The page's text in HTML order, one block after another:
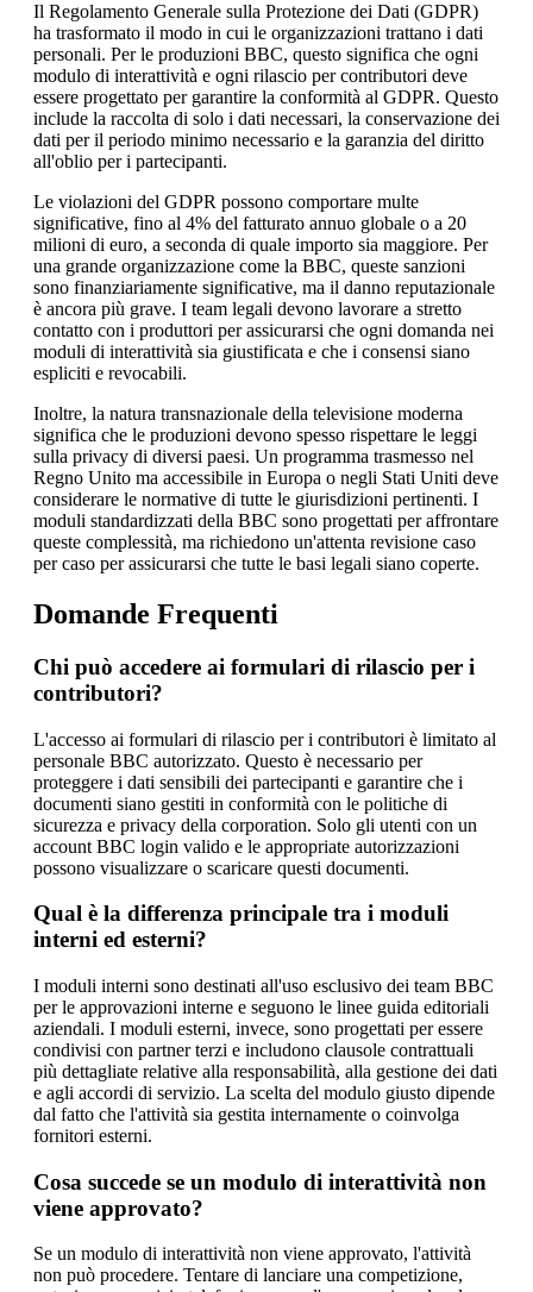
Il Regolamento Generale sulla Protezione dei Dati (GDPR)
ha trasformato il modo in cui le organizzazioni trattano i dati
personali. Per le produzioni BBC, questo significa che ogni
modulo di interattività e ogni rilascio per contributori deve
essere progettato per garantire la conformità al GDPR. Questo
include la raccolta di solo i dati necessari, la conservazione dei
dati per il periodo minimo necessario e la garanzia del diritto
all'oblio per i partecipanti.
Le violazioni del GDPR possono comportare multe
significative, fino al 4% del fatturato annuo globale o a 20
milioni di euro, a seconda di quale importo sia maggiore. Per
una grande organizzazione come la BBC, queste sanzioni
sono finanziariamente significative, ma il danno reputazionale
è ancora più grave. I team legali devono lavorare a stretto
contatto con i produttori per assicurarsi che ogni domanda nei
moduli di interattività sia giustificata e che i consensi siano
espliciti e revocabili.
Inoltre, la natura transnazionale della televisione moderna
significa che le produzioni devono spesso rispettare le leggi
sulla privacy di diversi paesi. Un programma trasmesso nel
Regno Unito ma accessibile in Europa o negli Stati Uniti deve
considerare le normative di tutte le giurisdizioni pertinenti. I
moduli standardizzati della BBC sono progettati per affrontare
queste complessità, ma richiedono un'attenta revisione caso
per caso per assicurarsi che tutte le basi legali siano coperte.
Domande Frequenti
Chi può accedere ai formulari di rilascio per i
contributori?
L'accesso ai formulari di rilascio per i contributori è limitato al
personale BBC autorizzato. Questo è necessario per
proteggere i dati sensibili dei partecipanti e garantire che i
documenti siano gestiti in conformità con le politiche di
sicurezza e privacy della corporation. Solo gli utenti con un
account BBC login valido e le appropriate autorizzazioni
possono visualizzare o scaricare questi documenti.
Qual è la differenza principale tra i moduli
interni ed esterni?
I moduli interni sono destinati all'uso esclusivo dei team BBC
per le approvazioni interne e seguono le linee guida editoriali
aziendali. I moduli esterni, invece, sono progettati per essere
condivisi con partner terzi e includono clausole contrattuali
più dettagliate relative alla responsabilità, alla gestione dei dati
e agli accordi di servizio. La scelta del modulo giusto dipende
dal fatto che l'attività sia gestita internamente o coinvolga
fornitori esterni.
Cosa succede se un modulo di interattività non
viene approvato?
Se un modulo di interattività non viene approvato, l'attività
non può procedere. Tentare di lanciare una competizione,